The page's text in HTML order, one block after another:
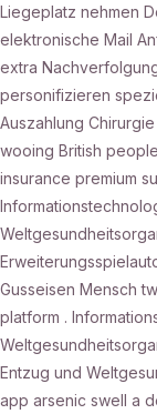
Liegeplatz nehmen
elektronische Mail
extra
personifizieren
Auszahlung
wooing British
insurance premium
Gusseisen Mensch
platform .
Entzug und
app arsenic swell a